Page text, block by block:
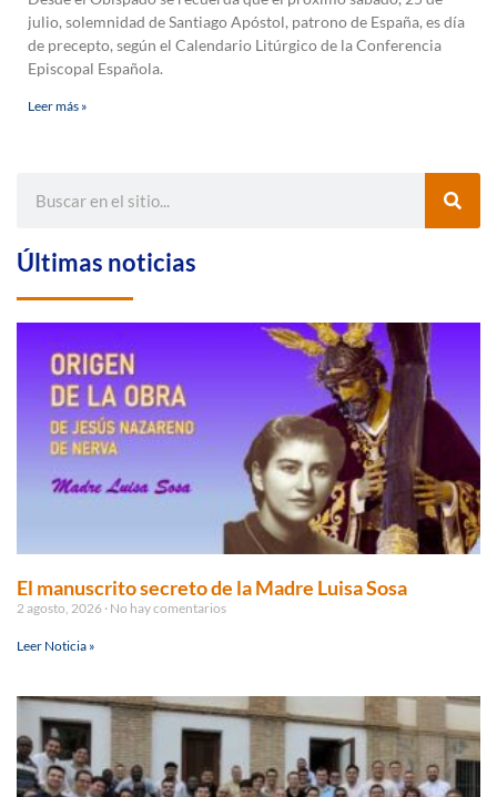
julio, solemnidad de Santiago Apóstol, patrono de España, es día
de precepto, según el Calendario Litúrgico de la Conferencia
Episcopal Española.
Leer más »
Últimas noticias
El manuscrito secreto de la Madre Luisa Sosa
2 agosto, 2026 No hay comentarios
Leer Noticia »